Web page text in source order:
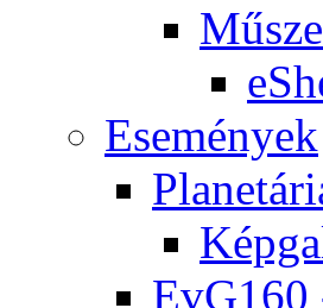
Ese­mé­nyek
EvG160